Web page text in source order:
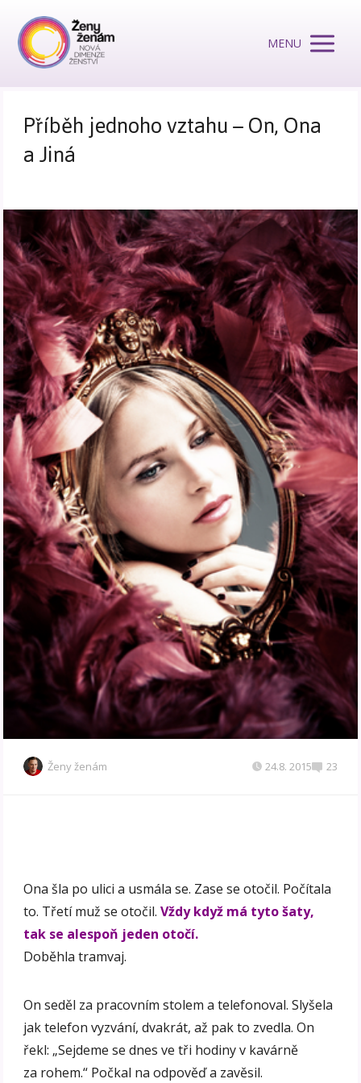
MENU
Příběh jednoho vztahu – On, Ona
a Jiná
Ženy ženám 24.8. 2015 23
Ona šla po ulici a usmála se. Zase se otočil. Počítala
to. Třetí muž se otočil.Vždy když má tyto šaty,
tak se alespoň jeden otočí.
Doběhla tramvaj.
On seděl za pracovním stolem a telefonoval. Slyšela
jak telefon vyzvání, dvakrát, až pak to zvedla. On
řekl: „Sejdeme se dnes ve tři hodiny v kavárně
za rohem.“ Počkal na odpověď a zavěsil.